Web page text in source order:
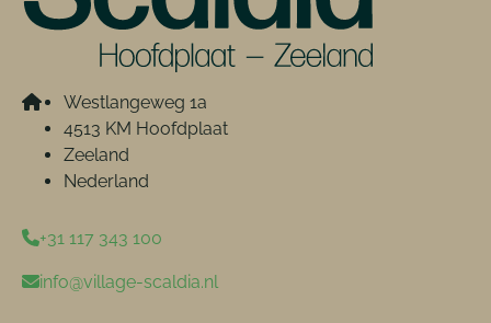
Westlangeweg 1a
4513 KM Hoofdplaat
Zeeland
Nederland
+31 117 343 100
info@village-scaldia.nl